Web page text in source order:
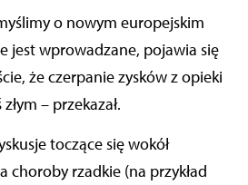
o nowym europejskim
jest wprowadzane, pojawia się
że czerpanie zysków z opieki
– przekazał.
toczące się wokół
choroby rzadkie (na przykład